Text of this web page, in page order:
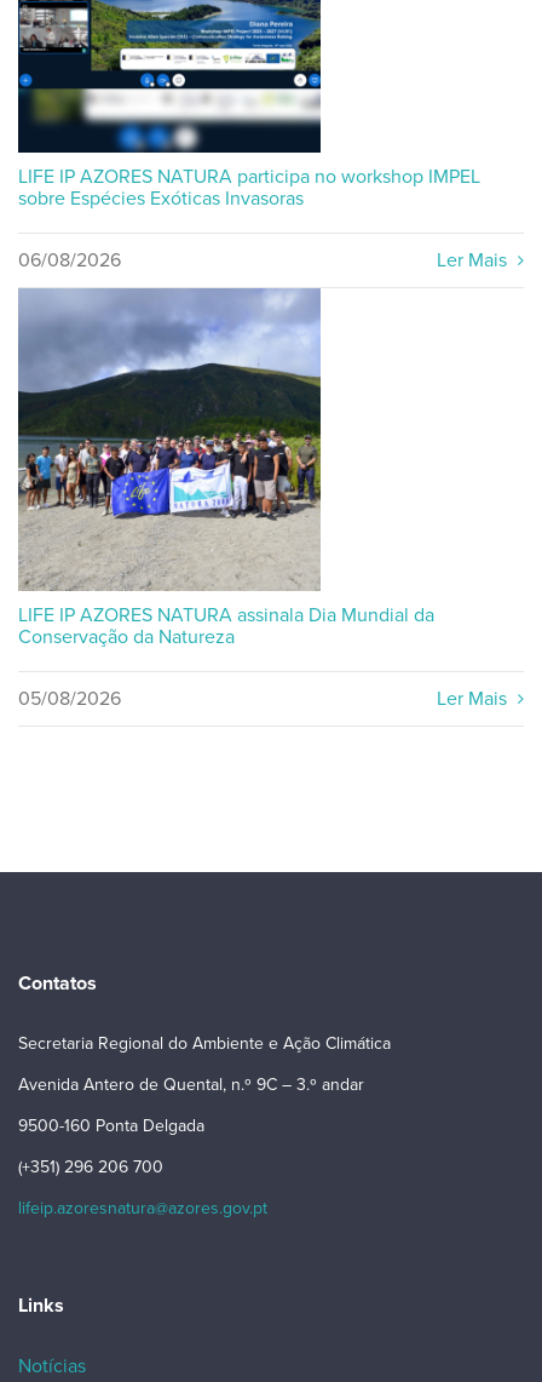
LIFE IP AZORES NATURA participa no workshop IMPEL
sobre Espécies Exóticas Invasoras
06/08/2026 Ler Mais
LIFE IP AZORES NATURA assinala Dia Mundial da
Conservação da Natureza
05/08/2026 Ler Mais
Contatos
Secretaria Regional do Ambiente e Ação Climática
Avenida Antero de Quental, n.º 9C – 3.º andar
9500-160 Ponta Delgada
(+351) 296 206 700
lifeip.azoresnatura@azores.gov.pt
Links
Notícias